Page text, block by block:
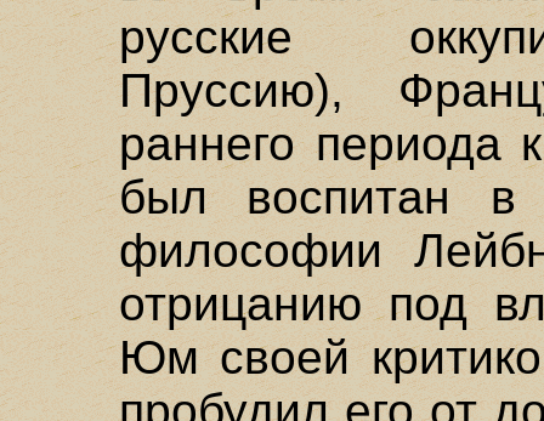
русские
Пруссию),
раннего периода
был воспитан в
философии
отрицанию под
Юм своей
пробудил его от